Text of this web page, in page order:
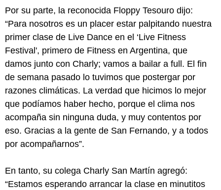
Por su parte, la reconocida Floppy Tesouro dijo:
“Para nosotros es un placer estar palpitando nuestra
primer clase de Live Dance en el ‘Live Fitness
Festival', primero de Fitness en Argentina, que
damos junto con Charly; vamos a bailar a full. El fin
de semana pasado lo tuvimos que postergar por
razones climáticas. La verdad que hicimos lo mejor
que podíamos haber hecho, porque el clima nos
acompaña sin ninguna duda, y muy contentos por
eso. Gracias a la gente de San Fernando, y a todos
por acompañarnos”.
En tanto, su colega Charly San Martín agregó:
“Estamos esperando arrancar la clase en minutitos